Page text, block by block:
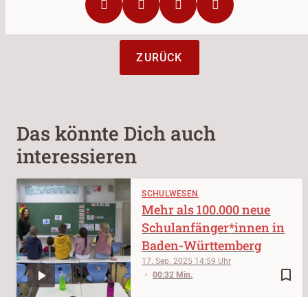
ZURÜCK
Das könnte Dich auch
interessieren
SCHULWESEN
bookmark_border
17. Sep. 2025 14:59
00:32 Min.
Mehr als 100.000 neue
Schulanfänger*innen in
Baden-Württemberg